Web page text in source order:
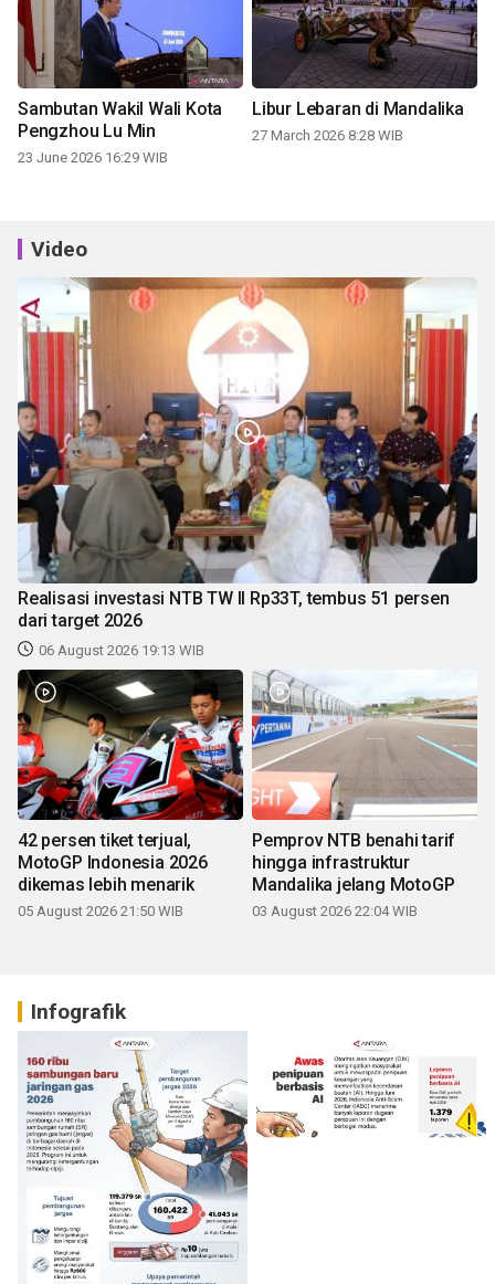
Sambutan Wakil Wali Kota
Pengzhou Lu Min
23 June 2026 16:29 WIB
Libur Lebaran di Mandalika
27 March 2026 8:28 WIB
Video
Realisasi investasi NTB TW II Rp33T, tembus 51 persen
dari target 2026
06 August 2026 19:13 WIB
42 persen tiket terjual,
MotoGP Indonesia 2026
dikemas lebih menarik
05 August 2026 21:50 WIB
Pemprov NTB benahi tarif
hingga infrastruktur
Mandalika jelang MotoGP
03 August 2026 22:04 WIB
Infografik